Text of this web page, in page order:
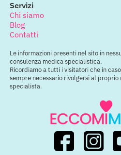
Servizi
Chi siamo
Blog
Contatti
Le informazioni presenti nel sito in
consulenza medica specialistica.
Ricordiamo a tutti i visitatori che in
sempre necessario rivolgersi al
specialista.